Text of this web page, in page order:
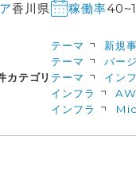
香川県 稼働率
カテゴリ
テーマ
新規
テーマ
バー
テーマ
イン
インフラ
インフラ